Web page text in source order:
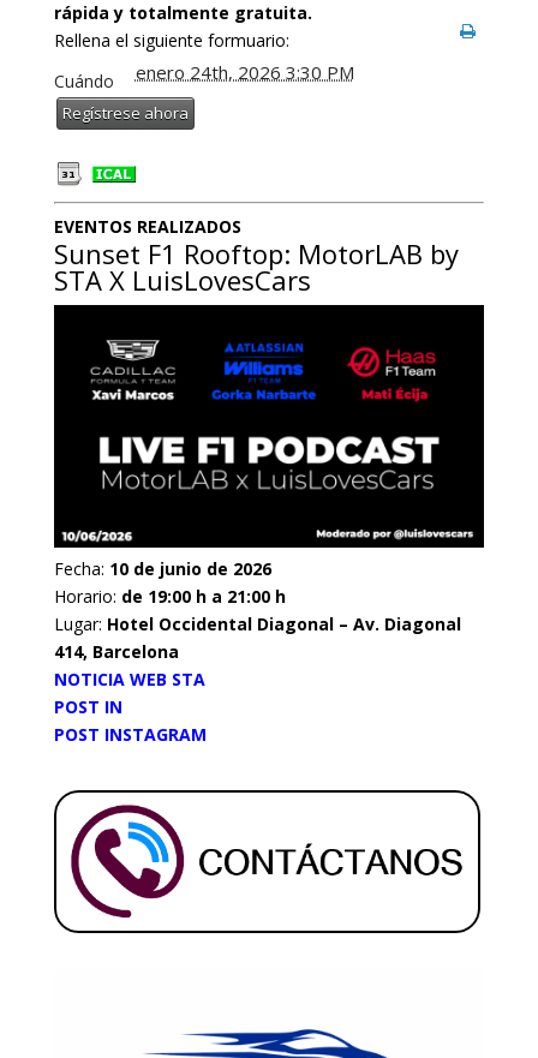
rápida y totalmente gratuita.
Rellena el siguiente formuario:
Cuándo
enero 24th, 2026 3:30 PM
Regístrese ahora
EVENTOS REALIZADOS
Sunset F1 Rooftop: MotorLAB by
STA X LuisLovesCars
Fecha: 10 de junio de 2026
Horario: de 19:00 h a 21:00 h
Lugar: Hotel Occidental Diagonal – Av. Diagonal
414, Barcelona
NOTICIA WEB STA
POST IN
POST INSTAGRAM